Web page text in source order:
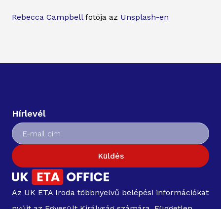
Rebecca Campbellfotója az Unsplash-en
Hírlevél
Küldés
Az UK ETA Iroda többnyelvű belépési információkat